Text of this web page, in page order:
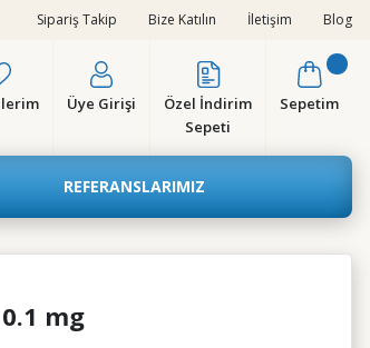
Sipariş Takip Bize Katılın İletişim Blog
Üye Girişi
Özel İndirim
Sepeti
Sepetim
REFERANSLARIMIZ
mg